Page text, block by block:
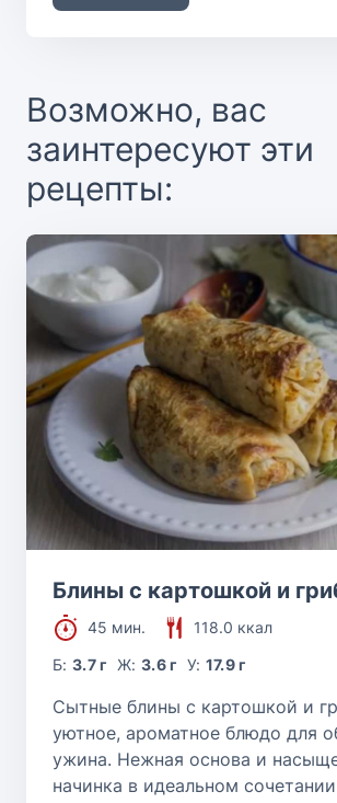
Возможно, вас
заинтересуют эти
рецепты:
Блины с картошкой и
45 мин.
118.0 ккал
Б:3.7 г Ж: 3.6 г У: 17.9 г
Сытные блины с картошкой и
уютное, ароматное блюдо для
ужина. Нежная основа и
начинка в идеальном